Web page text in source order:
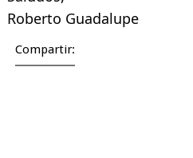
Roberto Guadalupe
Compartir: